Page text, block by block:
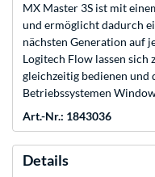
MX Master 3S ist mit
und ermöglicht dadurch
nächsten Generation auf
Logitech Flow lassen
gleichzeitig bedienen und
Betriebssystemen
Art.-Nr.: 1843036
Details